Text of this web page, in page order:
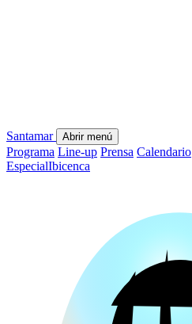
Santamar Abrir menú
Programa Line-up Prensa Calendario
EspecialIbicenca